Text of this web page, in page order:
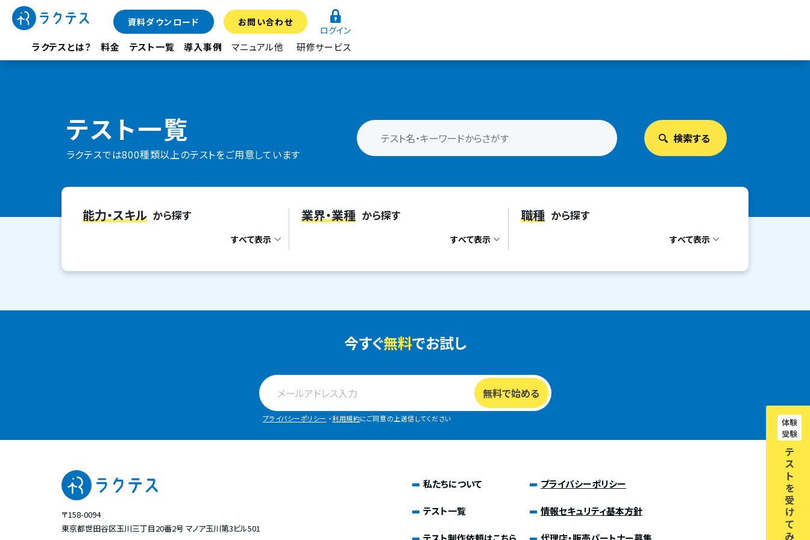
ラクテスとは？ 料金 テスト一覧 導入事例 マニュアル他 研修サービス
資料ダウンロード お問い合わせ
ログイン
テスト一覧
ラクテスでは800種類以上のテストをご用意しています
体験
受験
テ
ス
ト
を
受
け
て
み
能力・スキル から探す
すべて表示
業界・業種 から探す
すべて表示
職種 から探す
すべて表示
今すぐ無料でお試し
プライバシーポリシー ・利用規約にご同意の上送信してください
〒158-0094
東京都世田谷区玉川三丁目20番2号 マノア玉川第3ビル501
私たちについて
テスト一覧
プライバシーポリシー
情報セキュリティ基本方針